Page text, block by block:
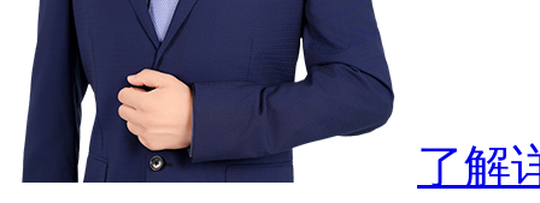
了解